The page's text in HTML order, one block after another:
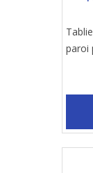
paroi